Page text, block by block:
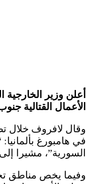
أعلن وزير
الأعمال القتالية
وقال لافروف خلال
في هامبورغ
السورية”، مشيرا
وفيما يخص مناطق